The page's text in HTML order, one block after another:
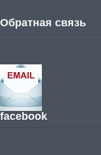
Обратная связь
facebook